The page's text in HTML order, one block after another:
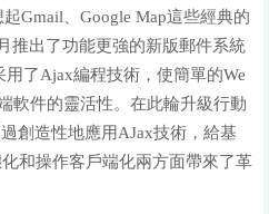
Gmail、Google Map這些經典的
推出了功能更強的新版郵件系統
了Ajax編程技術，使簡單的We
軟件的靈活性。在此輪升級行動
創造性地應用AJax技術，給基
和操作客戶端化兩方面帶來了革